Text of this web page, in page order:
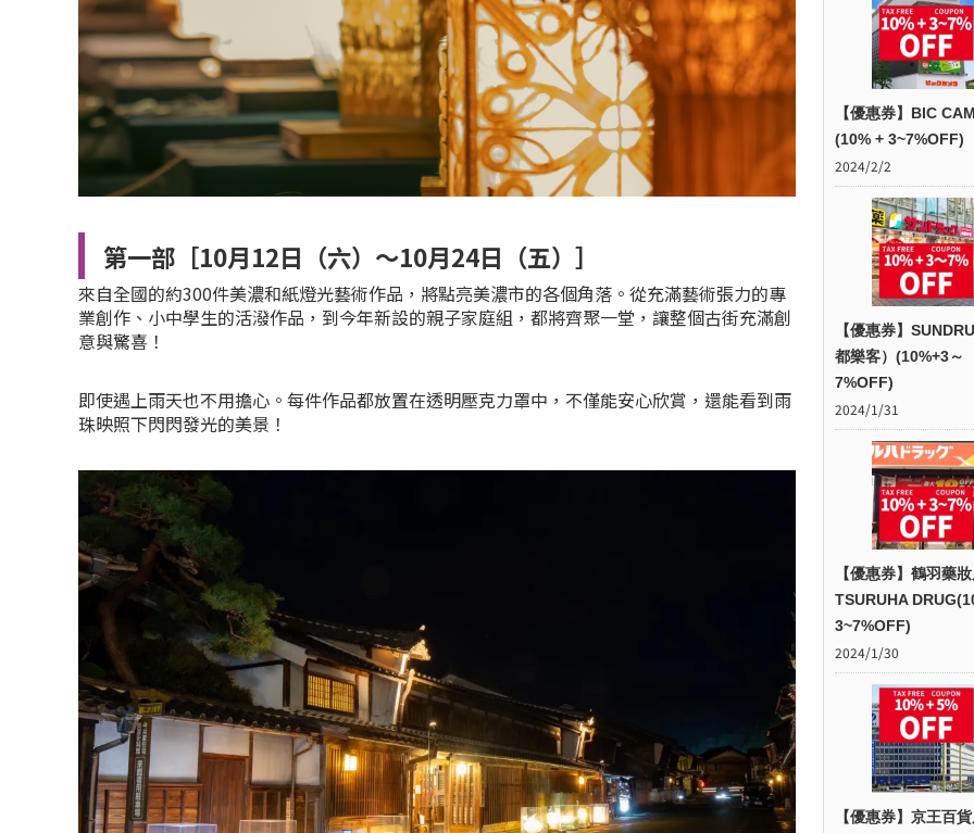
第一部［10月12日（六）～10月24日（五）］
來自全國的約300件美濃和紙燈光藝術作品，將點亮美濃市的各個角落。從充滿藝術張力的專
業創作、小中學生的活潑作品，到今年新設的親子家庭組，都將齊聚一堂，讓整個古街充滿創
意與驚喜！
即使遇上雨天也不用擔心。每件作品都放置在透明壓克力罩中，不僅能安心欣賞，還能看到雨
珠映照下閃閃發光的美景！
【優惠券】BIC
(10% + 3~7%OFF)
2024/2/2
【優惠券】
都樂客）(10%+3～
7%OFF)
2024/1/31
【優惠券】鶴羽藥
TSURUHA
3~7%OFF)
2024/1/30
【優惠券】京王百